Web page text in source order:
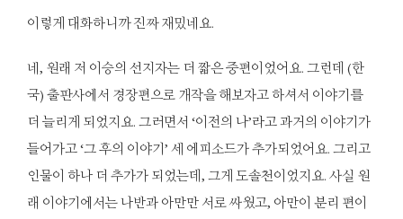
이렇게 대화하니까 진짜 재밌네요.
네, 원래 저 이승의 선지자는 더 짧은 중편이었어요. 그런데 (한
국) 출판사에서 경장편으로 개작을 해보자고 하셔서 이야기를
더 늘리게 되었지요. 그러면서 ‘이전의 나’라고 과거의 이야기가
들어가고 ‘그 후의 이야기’ 세 에피소드가 추가되었어요. 그리고
인물이 하나 더 추가가 되었는데, 그게 도솔천이었지요. 사실 원
래 이야기에서는 나반과 아만만 서로 싸웠고, 아만이 분리 편이